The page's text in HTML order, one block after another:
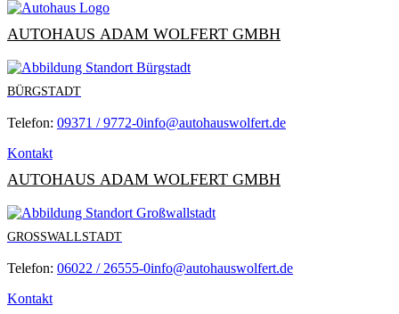
AUTOHAUS ADAM WOLFERT GMBH
BÜRGSTADT
Telefon: 09371 / 9772-0info@autohauswolfert.de
Kontakt
AUTOHAUS ADAM WOLFERT GMBH
GROSSWALLSTADT
Telefon: 06022 / 26555-0info@autohauswolfert.de
Kontakt